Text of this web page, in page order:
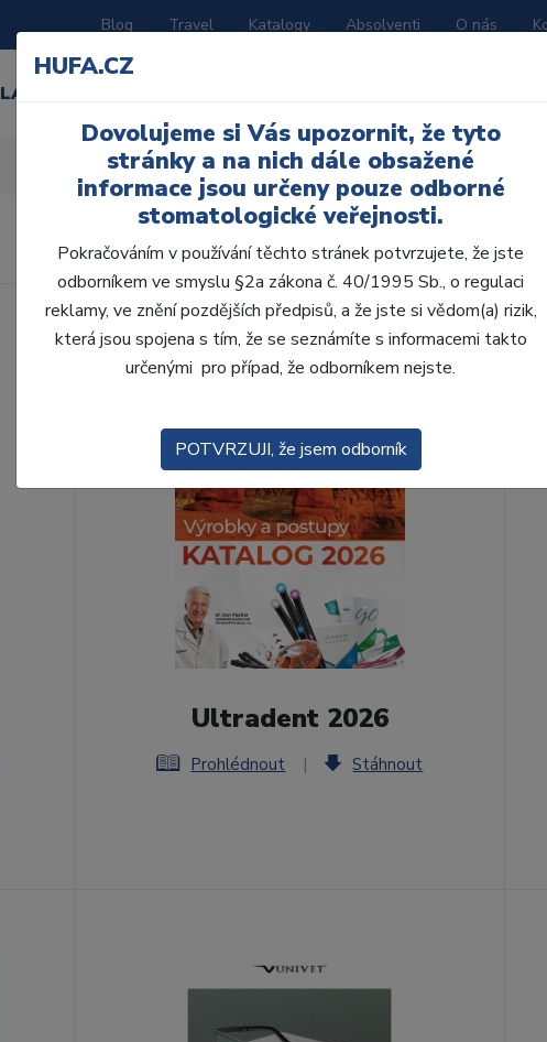
Blog Travel Katalogy Absolventi O nás
LABORATOŘ
Ultradent 2026
Prohlédnout | Stáhnout
HUFA.CZ
Dovolujeme si Vás upozornit, že tyto
stránky a na nich dále obsažené
informace jsou určeny pouze odborné
stomatologické veřejnosti.
Pokračováním v používání těchto stránek potvrzujete, že jste
odborníkem ve smyslu §2a zákona č. 40/1995 Sb., o regulaci
reklamy, ve znění pozdějších předpisů, a že jste si vědom(a) rizik,
která jsou spojena s tím, že se seznámíte s informacemi takto
určenými pro případ, že odborníkem nejste.
POTVRZUJI, že jsem odborník